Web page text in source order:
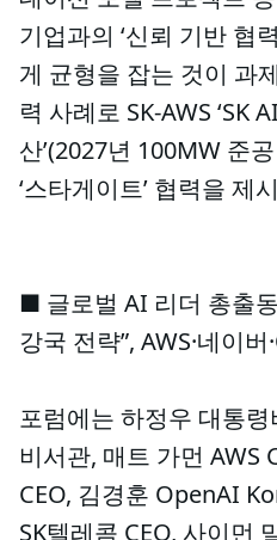
기업과의 ‘신뢰 기반 협
게 균형을 잡는 것이 과
력 사례로 SK-AWS ‘SK
산’(2027년 100MW 준
‘스타게이트’ 협력을 제
■ 글로벌 AI 리더 총출
강국 전략”, AWS·네이
포럼에는 하정우 대통
비서관, 매트 가먼 AWS
CEO, 김경훈 OpenAI
SK텔레콤 CEO, 사이먼